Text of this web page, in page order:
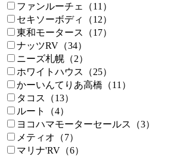
ファンルーチェ（11）
セキソーボディ（12）
東和モータース（17）
ナッツRV（34）
ニーズ札幌（2）
ホワイトハウス（25）
かーいんてりあ高橋（11）
タコス（13）
ルート（4）
ヨコハマモーターセールス（3）
メティオ（7）
マリナ'RV（6）